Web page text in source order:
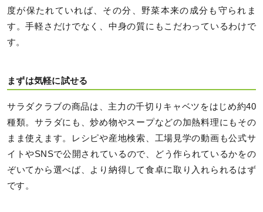
度が保たれていれば、その分、野菜本来の成分も守られま
す。手軽さだけでなく、中身の質にもこだわっているわけで
す。
まずは気軽に試せる
サラダクラブの商品は、主力の千切りキャベツをはじめ約40
種類。サラダにも、炒め物やスープなどの加熱料理にもその
まま使えます。レシピや産地検索、工場見学の動画も公式サ
イトやSNSで公開されているので、どう作られているかをの
ぞいてから選べば、より納得して食卓に取り入れられるはず
です。